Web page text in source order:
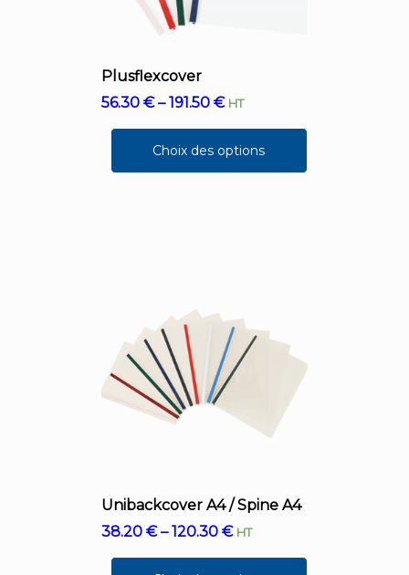
Plusflexcover
56.30€–191.50€ HT
Choix des options
Unibackcover A4 / Spine A4
38.20€–120.30€ HT